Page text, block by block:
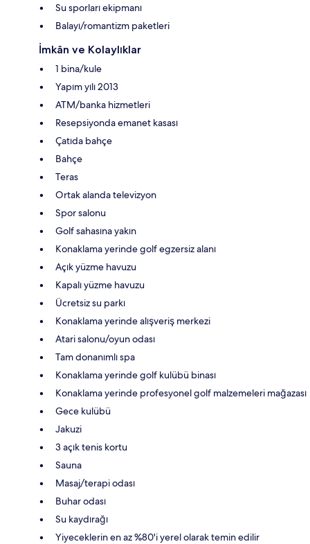
Su sporları ekipmanı
Balayı/romantizm paketleri
İmkân ve Kolaylıklar
1 bina/kule
Yapım yılı 2013
ATM/banka hizmetleri
Resepsiyonda emanet kasası
Çatıda bahçe
Bahçe
Teras
Ortak alanda televizyon
Spor salonu
Golf sahasına yakın
Konaklama yerinde golf egzersiz alanı
Açık yüzme havuzu
Kapalı yüzme havuzu
Ücretsiz su parkı
Konaklama yerinde alışveriş merkezi
Atari salonu/oyun odası
Tam donanımlı spa
Konaklama yerinde golf kulübü binası
Konaklama yerinde profesyonel golf malzemeleri mağazası
Gece kulübü
Jakuzi
3 açık tenis kortu
Sauna
Masaj/terapi odası
Buhar odası
Su kaydırağı
Yiyeceklerin en az %80'i yerel olarak temin edilir